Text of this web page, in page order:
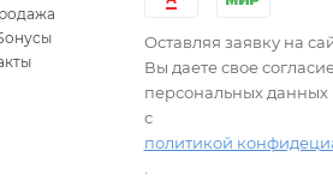
Оставляя заявку на
Вы даете свое
персональных данных
с
политикой